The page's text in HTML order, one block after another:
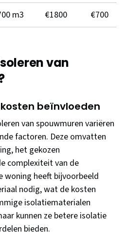
m3 €1800 €700
van
beïnvloeden
van spouwmuren variëren
factoren. Deze omvatten
het gekozen
complexiteit van de
woning heeft bijvoorbeeld
nodig, wat de kosten
isolatiematerialen
kunnen ze betere isolatie
bieden.